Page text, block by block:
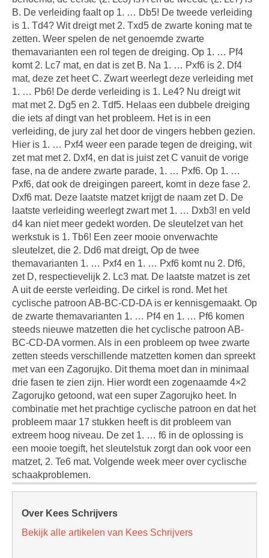
B. De verleiding faalt op 1. … Db5! De tweede verleiding
is 1. Td4? Wit dreigt met 2. Txd5 de zwarte koning mat te
zetten. Weer spelen de net genoemde zwarte
themavarianten een rol tegen de dreiging. Op 1. … Pf4
komt 2. Lc7 mat, en dat is zet B. Na 1. … Pxf6 is 2. Df4
mat, deze zet heet C. Zwart weerlegt deze verleiding met
1. … Pb6! De derde verleiding is 1. Le4? Nu dreigt wit
mat met 2. Dg5 en 2. Tdf5. Helaas een dubbele dreiging
die iets af dingt van het probleem. Het is in een
verleiding, de jury zal het door de vingers hebben gezien.
Hier is 1. … Pxf4 weer een parade tegen de dreiging, wit
zet mat met 2. Dxf4, en dat is juist zet C vanuit de vorige
fase, na de andere zwarte parade, 1. … Pxf6. Op 1. …
Pxf6, dat ook de dreigingen pareert, komt in deze fase 2.
Dxf6 mat. Deze laatste matzet krijgt de naam zet D. De
laatste verleiding weerlegt zwart met 1. … Dxb3! en veld
d4 kan niet meer gedekt worden. De sleutelzet van het
werkstuk is 1. Tb6! Een zeer mooie onverwachte
sleutelzet, die 2. Dd6 mat dreigt, Op de twee
themavarianten 1. … Pxf4 en 1. … Pxf6 komt nu 2. Df6,
zet D, respectievelijk 2. Lc3 mat. De laatste matzet is zet
A uit de eerste verleiding. De cirkel is rond. Met het
cyclische patroon AB-BC-CD-DA is er kennisgemaakt. Op
de zwarte themavarianten 1. … Pf4 en 1. … Pf6 komen
steeds nieuwe matzetten die het cyclische patroon AB-
BC-CD-DA vormen. Als in een probleem op twee zwarte
zetten steeds verschillende matzetten komen dan spreekt
met van een Zagorujko. Dit thema moet dan in minimaal
drie fasen te zien zijn. Hier wordt een zogenaamde 4×2
Zagorujko getoond, wat een super Zagorujko heet. In
combinatie met het prachtige cyclische patroon en dat het
probleem maar 17 stukken heeft is dit probleem van
extreem hoog niveau. De zet 1. … f6 in de oplossing is
een mooie toegift, het sleutelstuk zorgt dan ook voor een
matzet, 2. Te6 mat. Volgende week meer over cyclische
schaakproblemen.
Over Kees Schrijvers
Bekijk alle artikelen van Kees Schrijvers